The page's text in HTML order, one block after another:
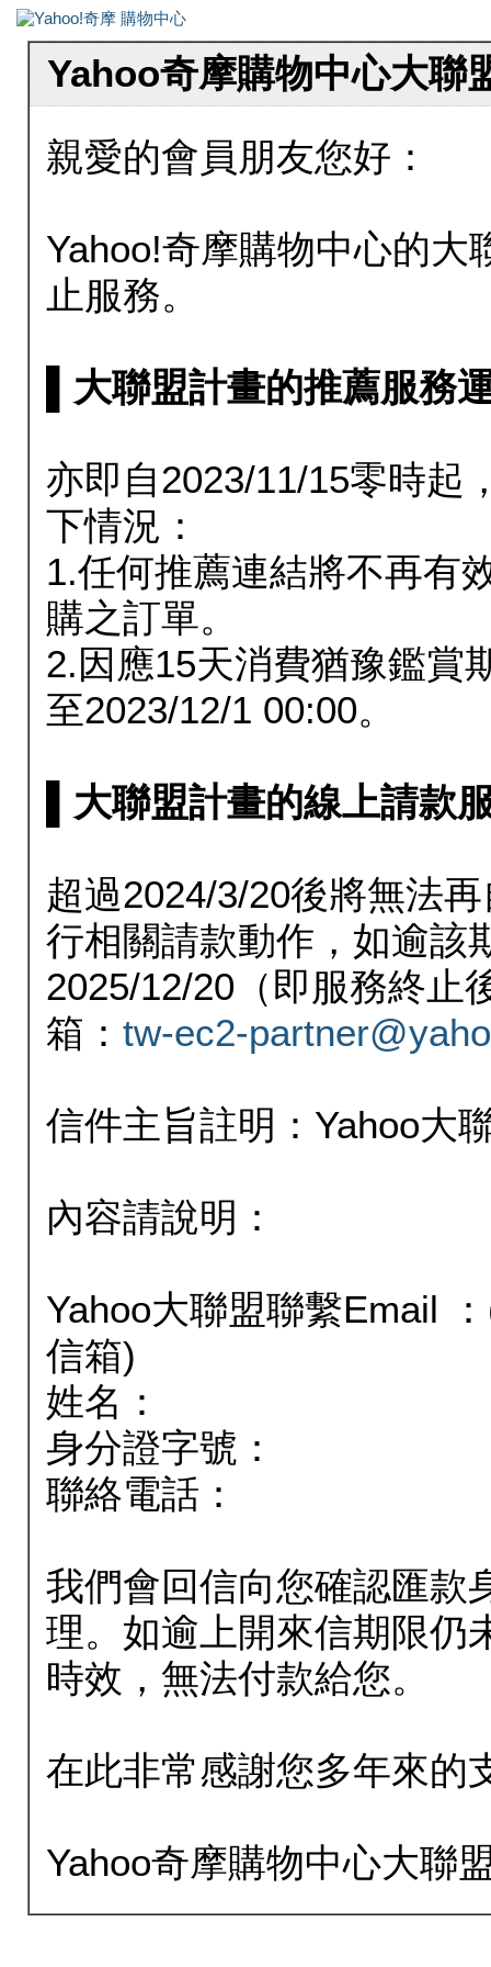
Yahoo奇摩購物中心大聯
親愛的會員朋友您好：
Yahoo!奇摩購物中心的大
止服務。
▌大聯盟計畫的推薦服務
亦即自2023/11/15零時起
下情況：
1.任何推薦連結將不再有
購之訂單。
2.因應15天消費猶豫鑑賞
至2023/12/1 00:00。
▌大聯盟計畫的線上請款
超過2024/3/20後將無法
行相關請款動作，如逾該
2025/12/20（即服務終止
箱： tw-ec2-
信件主旨註明：Yahoo大
內容請說明：
Yahoo大聯盟聯繫Email
信箱)
姓名：
身分證字號：
聯絡電話：
我們會回信向您確認匯款
理。如逾上開來信期限仍
時效，無法付款給您。
在此非常感謝您多年來的
Yahoo奇摩購物中心大